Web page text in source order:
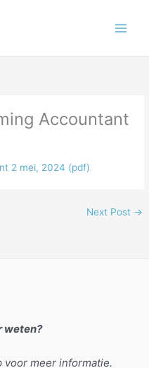
Accountant
2 mei, 2024 (pdf)
Next Post →
weten?
voor meer informatie.